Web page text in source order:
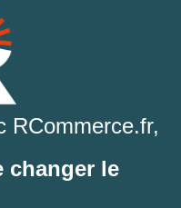
RCommerce.fr,
changer le